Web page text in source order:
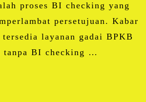
proses BI checking yang
persetujuan. Kabar
layanan gadai BPKB
tanpa BI checking …